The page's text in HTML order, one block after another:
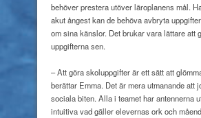
behöver prestera utöver läroplanens mål.
akut ångest kan de behöva avbryta
om sina känslor. Det brukar vara lättare att
uppgifterna sen.
– Att göra skoluppgifter är ett sätt att
berättar Emma. Det är mera utmanande att
sociala biten. Alla i teamet har antennerna
intuitiva vad gäller elevernas ork och